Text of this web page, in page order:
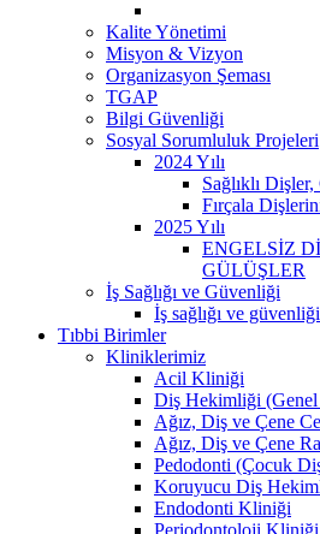
Kalite Yönetimi
Misyon & Vizyon
Organizasyon Şeması
TGAP
Bilgi Güvenliği
Sosyal Sorumluluk Projeleri
2024 Yılı
Sağlıklı
Fırçala
2025 Yılı
ENGELSİZ
GÜLÜŞLER
İş Sağlığı ve Güvenliği
İş sağlığı ve
Tıbbi Birimler
Kliniklerimiz
Acil Kliniği
Diş Hekimliği
Ağız, Diş ve Çene
Ağız, Diş ve Çene
Pedodonti (Çocuk
Koruyucu Diş
Endodonti Kliniği
Periodontoloji Kliniği